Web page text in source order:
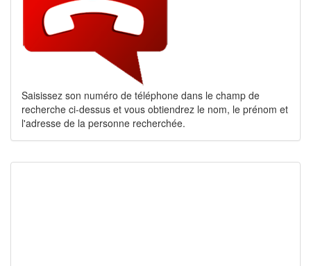
Saisissez son numéro de téléphone dans le champ de
recherche ci-dessus et vous obtiendrez le nom, le prénom et
l'adresse de la personne recherchée.